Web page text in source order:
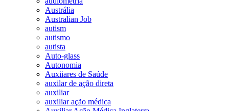
Austrália
Australian Job
autism
autismo
autista
Auto-glass
Autonomia
Auxiiares de Saúde
auxilar de ação direta
auxiliar
auxiliar ação médica